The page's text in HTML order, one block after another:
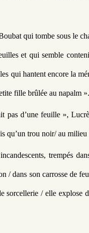
qui tombe sous le
et qui semble
qui hantent encore la
fille brûlée au napalm ».
pas d’une feuille »,
qu’un trou noir/ au
trempés
/ dans son carrosse de
sorcellerie / elle explose